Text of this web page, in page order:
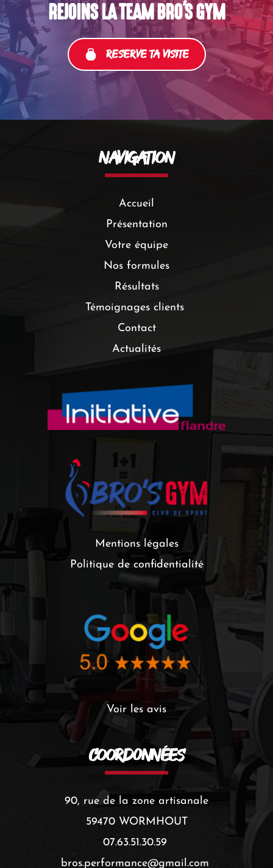
REJOINS LA TEAM BRO'S GYM
RESERVE TA VISITE
Navigation
Accueil
Présentation
Votre équipe
Nos formules
Résultats
Témoignages clients
Contact
Actualités
Mentions légales
Politique de confidentialité
Voir les avis
Coord0nnées
90, rue de la zone artisanale
59470 WORMHOUT
07.63.51.30.59
bros.performance@gmail.com